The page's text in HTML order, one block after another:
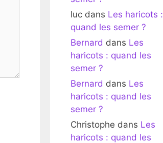
luc dans Les haricots :
quand les semer ?
Bernard dans Les
haricots : quand les
semer ?
Bernard dans Les
haricots : quand les
semer ?
Christophe dans Les
haricots : quand les